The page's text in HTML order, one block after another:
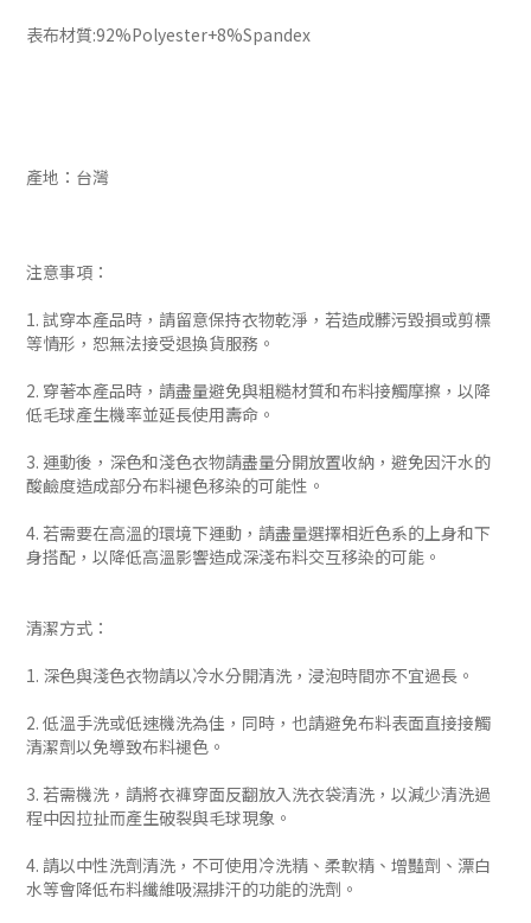
表布材質:92%Polyester+8%Spandex
產地：台灣
注意事項：
1. 試穿本產品時，請留意保持衣物乾淨，若造成髒污毀損或剪標
等情形，恕無法接受退換貨服務。
2. 穿著本產品時，請盡量避免與粗糙材質和布料接觸摩擦，以降
低毛球產生機率並延長使用壽命。
3. 運動後，深色和淺色衣物請盡量分開放置收納，避免因汗水的
酸鹼度造成部分布料褪色移染的可能性。
4. 若需要在高溫的環境下運動，請盡量選擇相近色系的上身和下
身搭配，以降低高溫影響造成深淺布料交互移染的可能。
清潔方式：
1. 深色與淺色衣物請以冷水分開清洗，浸泡時間亦不宜過長。
2. 低溫手洗或低速機洗為佳，同時，也請避免布料表面直接接觸
清潔劑以免導致布料褪色。
3. 若需機洗，請將衣褲穿面反翻放入洗衣袋清洗，以減少清洗過
程中因拉扯而產生破裂與毛球現象。
4. 請以中性洗劑清洗，不可使用冷洗精、柔軟精、增豔劑、漂白
水等會降低布料纖維吸濕排汗的功能的洗劑。